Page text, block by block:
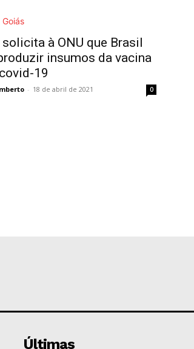
solicita à ONU que Brasil
insumos da vacina
19
- 18 de abril de 2021 0
Últimas